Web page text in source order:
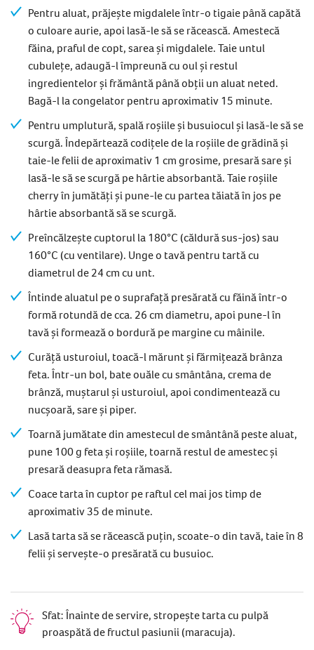
Pentru aluat, prăjește migdalele într-o tigaie până capătă
o culoare aurie, apoi lasă-le să se răcească. Amestecă
făina, praful de copt, sarea și migdalele. Taie untul
cubulețe, adaugă-l împreună cu oul și restul
ingredientelor și frământă până obții un aluat neted.
Bagă-l la congelator pentru aproximativ 15 minute.
Pentru umplutură, spală roșiile și busuiocul și lasă-le să se
scurgă. Îndepărtează codițele de la roșiile de grădină și
taie-le felii de aproximativ 1 cm grosime, presară sare și
lasă-le să se scurgă pe hârtie absorbantă. Taie roșiile
cherry în jumătăți și pune-le cu partea tăiată în jos pe
hârtie absorbantă să se scurgă.
Preîncălzește cuptorul la 180°C (căldură sus-jos) sau
160°C (cu ventilare). Unge o tavă pentru tartă cu
diametrul de 24 cm cu unt.
Întinde aluatul pe o suprafață presărată cu făină într-o
formă rotundă de cca. 26 cm diametru, apoi pune-l în
tavă și formează o bordură pe margine cu mâinile.
Curăță usturoiul, toacă-l mărunt și fărmițează brânza
feta. Într-un bol, bate ouăle cu smântâna, crema de
brânză, muștarul și usturoiul, apoi condimentează cu
nucșoară, sare și piper.
Toarnă jumătate din amestecul de smântână peste aluat,
pune 100 g feta și roșiile, toarnă restul de amestec și
presară deasupra feta rămasă.
Coace tarta în cuptor pe raftul cel mai jos timp de
aproximativ 35 de minute.
Lasă tarta să se răcească puțin, scoate-o din tavă, taie în 8
felii și servește-o presărată cu busuioc.
Sfat: Înainte de servire, stropește tarta cu pulpă
proaspătă de fructul pasiunii (maracuja).